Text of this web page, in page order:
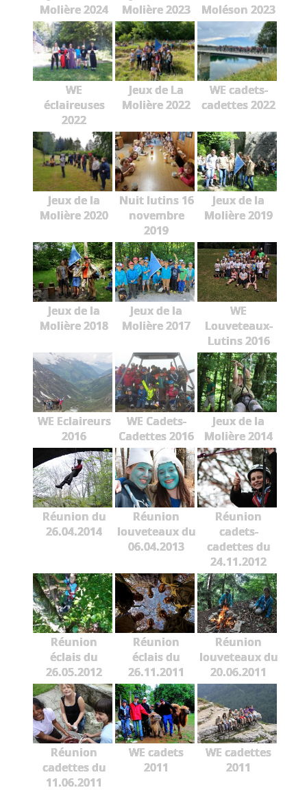
Molière 2024
Molière 2023
Moléson 2023
WE
éclaireuses
2022
Jeux de La
Molière 2022
WE cadets-
cadettes 2022
Jeux de la
Molière 2020
Nuit lutins 16
novembre
2019
Jeux de la
Molière 2019
Jeux de la
Molière 2018
Jeux de la
Molière 2017
WE
Louveteaux-
Lutins 2016
WE Eclaireurs
2016
WE Cadets-
Cadettes 2016
Jeux de la
Molière 2014
Réunion du
26.04.2014
Réunion
louveteaux du
06.04.2013
Réunion
cadets-
cadettes du
24.11.2012
Réunion
éclais du
26.05.2012
Réunion
éclais du
26.11.2011
Réunion
louveteaux du
20.06.2011
Réunion
cadettes du
11.06.2011
WE cadets
2011
WE cadettes
2011